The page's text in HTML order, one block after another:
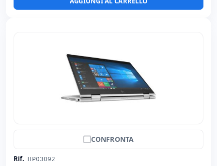
Altri: Imballaggio hR
CONFRONTA
Rif. HP03092